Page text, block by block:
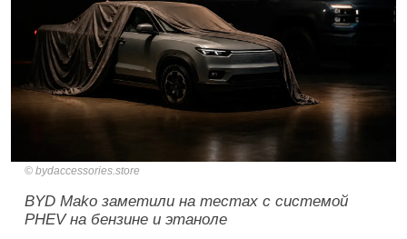
bydaccessories.store
BYD Mako заметили на тестах с системой
PHEV на бензине и этаноле